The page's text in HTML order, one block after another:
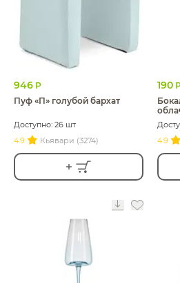
946 Р
Пуф «П» голубой бархат
Доступно: 26 шт
4.9
Кьявари (3274)
190
4.9